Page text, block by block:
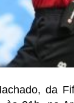
da